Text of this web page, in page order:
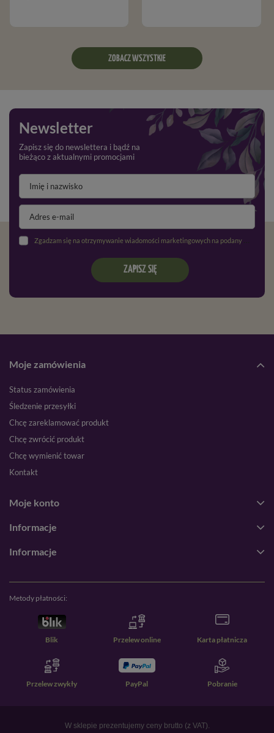
ZOBACZ WSZYSTKIE
Newsletter
Zapisz się do newslettera i bądź na
bieżąco z aktualnymi promocjami
Zgadzam się na otrzymywanie wiadomości marketingowych na podany adres e-mail oraz przetwarzanie danych osobowych zgodnie z
ZAPISZ SIĘ
Moje zamówienia
Status zamówienia
Śledzenie przesyłki
Chcę zareklamować produkt
Chcę zwrócić produkt
Chcę wymienić towar
Kontakt
Moje konto
Informacje
Informacje
Metody płatności:
Blik Przelew online Karta płatnicza
Przelew zwykły PayPal Pobranie
W sklepie prezentujemy ceny brutto (z VAT).